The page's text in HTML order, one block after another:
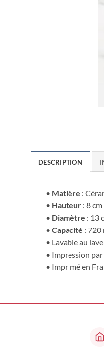
DESCRIPTION
• Matière :
• Hauteur : 8 cm
• Diamètre : 13
• Capacité : 720
• Lavable au
• Impression
• Imprimé en